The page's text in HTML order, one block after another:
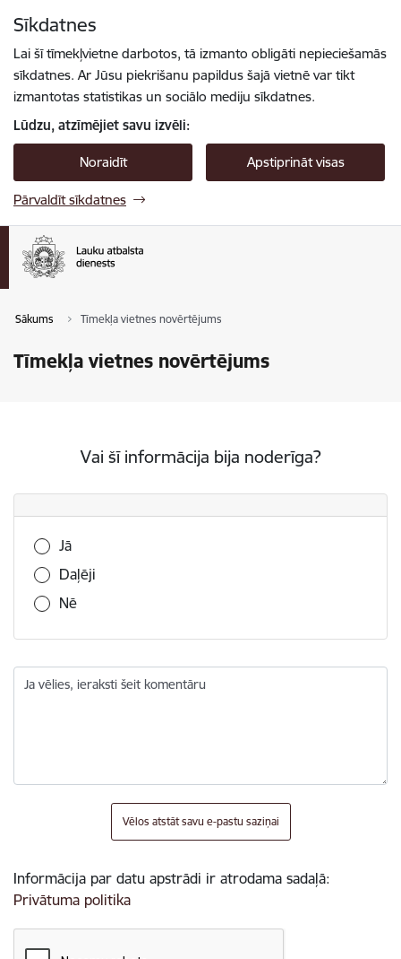
Sīkdatnes
Lai šī tīmekļvietne darbotos, tā izmanto obligāti nepieciešamās
sīkdatnes. Ar Jūsu piekrišanu papildus šajā vietnē var tikt
izmantotas statistikas un sociālo mediju sīkdatnes.
Lūdzu, atzīmējiet savu izvēli:
Noraidīt Apstiprināt visas
Pārvaldīt sīkdatnes
Sākums Tīmekļa vietnes novērtējums
Tīmekļa vietnes novērtējums
Vai šī informācija bija noderīga?
Vai šī informācija bija noderīga?
Jā
Daļēji
Nē
Ja vēlies, ieraksti šeit komentāru
Vēlos atstāt savu e-pastu saziņai
Informācija par datu apstrādi ir atrodama sadaļā:
Privātuma politika